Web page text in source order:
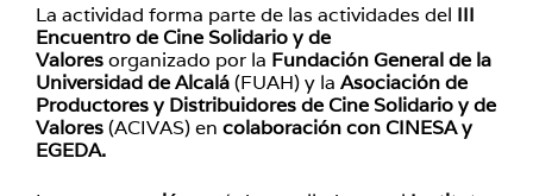
La actividad forma parte de las actividades del III
Encuentro de Cine Solidario y de
Valoresorganizado por la Fundación General de la
Universidad de Alcalá(FUAH) y la Asociación de
Productores y Distribuidores de Cine Solidario y de
Valores(ACIVAS) en colaboración con CINESA y
EGEDA.